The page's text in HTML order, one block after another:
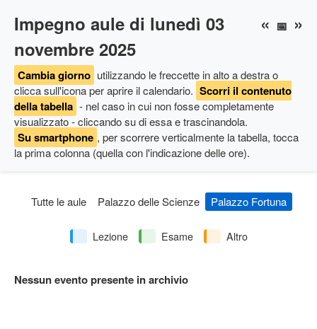
« 📅 »
Impegno aule di lunedì 03
novembre 2025
Cambia giorno utilizzando le freccette in alto a destrao
clicca sull'icona per aprire il calendario. Scorri il contenuto
della tabella - nel caso in cui non fosse completamente
visualizzato - cliccando su di essa e trascinandola.
Su smartphone , per scorrere verticalmente la tabella, tocca
la prima colonna (quella con l'indicazione delle ore).
Tutte le aule Palazzo delle Scienze Palazzo Fortuna
Lezione Esame Altro
Nessun evento presente in archivio